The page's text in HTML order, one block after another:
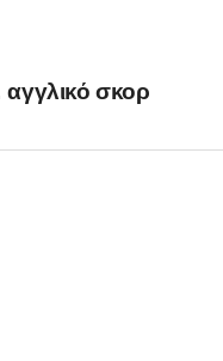
σκορ